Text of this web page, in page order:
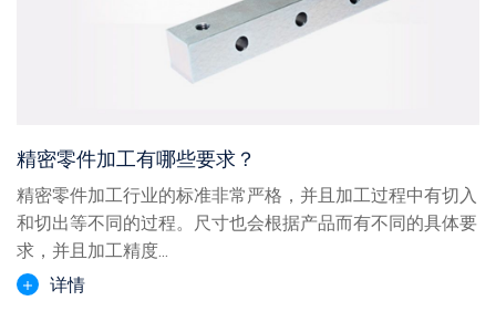
精密零件加工有哪些要求？
精密零件加工行业的标准非常严格，并且加工过程中有切入
和切出等不同的过程。尺寸也会根据产品而有不同的具体要
求，并且加工精度...
详情